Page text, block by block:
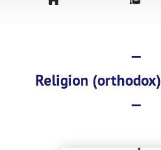
—
Religion (orthodox)
—